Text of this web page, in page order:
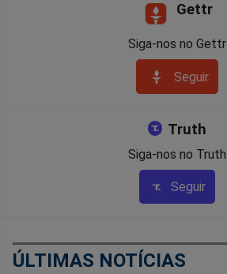
Gettr
Siga-nos no Gettr
Seguir
Truth
Siga-nos no Truth
Seguir
ÚLTIMAS NOTÍCIAS